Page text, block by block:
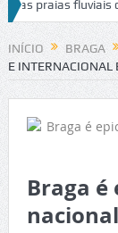
fluviais do
de trânsito no IC2
INÍCIO BRAGA
E INTERNACIONAL
Braga